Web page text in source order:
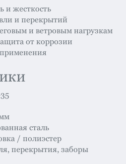
и жесткость
и перекрытий
и ветровым нагрузкам
от коррозии
сталь
/ полиэстер
перекрытия, заборы